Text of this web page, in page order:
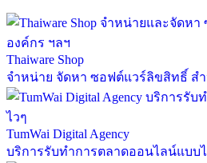
Thaiware Shop
จำหน่าย จัดหา ซอฟต์แวร์ลิขสิทธิ์ ส
TumWai Digital Agency
บริการรับทำการตลาดออนไลน์แบบ